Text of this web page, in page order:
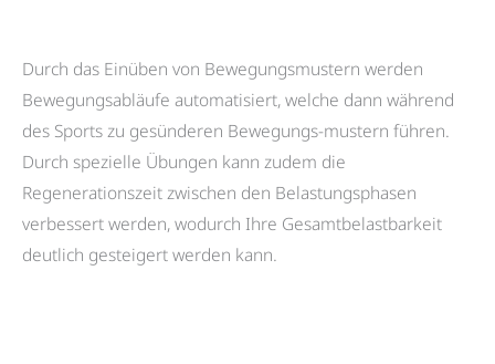
Durch das Einüben von Bewegungsmustern werden
Bewegungsabläufe automatisiert, welche dann während
des Sports zu gesünderen Bewegungs-mustern führen.
Durch spezielle Übungen kann zudem die
Regenerationszeit zwischen den Belastungsphasen
verbessert werden, wodurch Ihre Gesamtbelastbarkeit
deutlich gesteigert werden kann.